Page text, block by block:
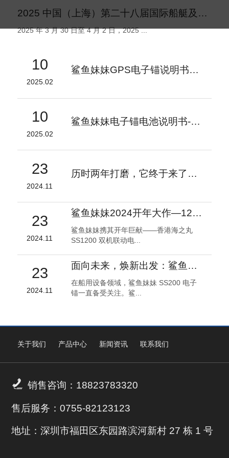
2025 中国（上海）第二十八届国际船艇及其技术设备展览会盛大启幕
2025 年 3 月 30 日至 4 月 2 日，2025 ...
10
2025.02
鲨鱼妹妹GPS电子锚说明书V1.2
10
2025.02
鲨鱼妹妹电子锚电池说明书-V1
23
2024.11
历时两年打磨，它终于来了！- 鲨鱼妹妹 自研电子锚专用电池
23
2024.11
鲨鱼妹妹2024开年大作—1200磅电子锚引领海钓装备新潮流
鲨鱼妹妹携其开年巨献——香港海之丸
SS1200 双机联动电...
23
2024.11
面向未来，焕新出发：鲨鱼妹妹 SS200 电子锚全面升级！
在船用设备领域，鲨鱼妹妹 SS200 电子
锚一直备受关注。鲨...
关于我们 产品中心 新闻资讯 联系我们
 销售咨询：18823783320
售后服务：0755-82123123
地址：深圳市福田区东园路滨河新村 27 栋 1 号